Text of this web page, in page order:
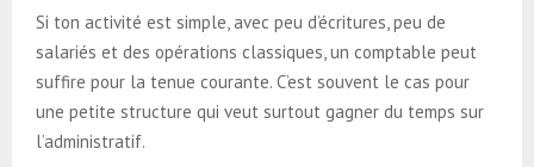
Si ton activité est simple, avec peu d’écritures, peu de
salariés et des opérations classiques, un comptable peut
suffire pour la tenue courante. C’est souvent le cas pour
une petite structure qui veut surtout gagner du temps sur
l’administratif.